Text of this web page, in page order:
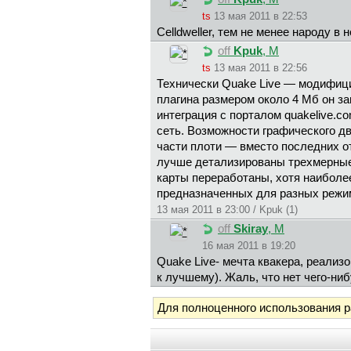
ts 13 мая 2011 в 22:53
Celldweller, тем не менее народу в
off Kpuk, М
ts 13 мая 2011 в 22:56
Технически Quake Live —
плагина размером около 4 Мб он
интеграция с порталом
сеть. Возможности графического
части плоти — вместо последних
лучше детализированы
карты переработаны, хотя
предназначенных для разных
13 мая 2011 в 23:00 / Kpuk (1)
off Skiray, М
16 мая 2011 в 19:20
Quake Live- мечта квакера,
к лучшему). Жаль, что нет чего-
Для полноценного использования